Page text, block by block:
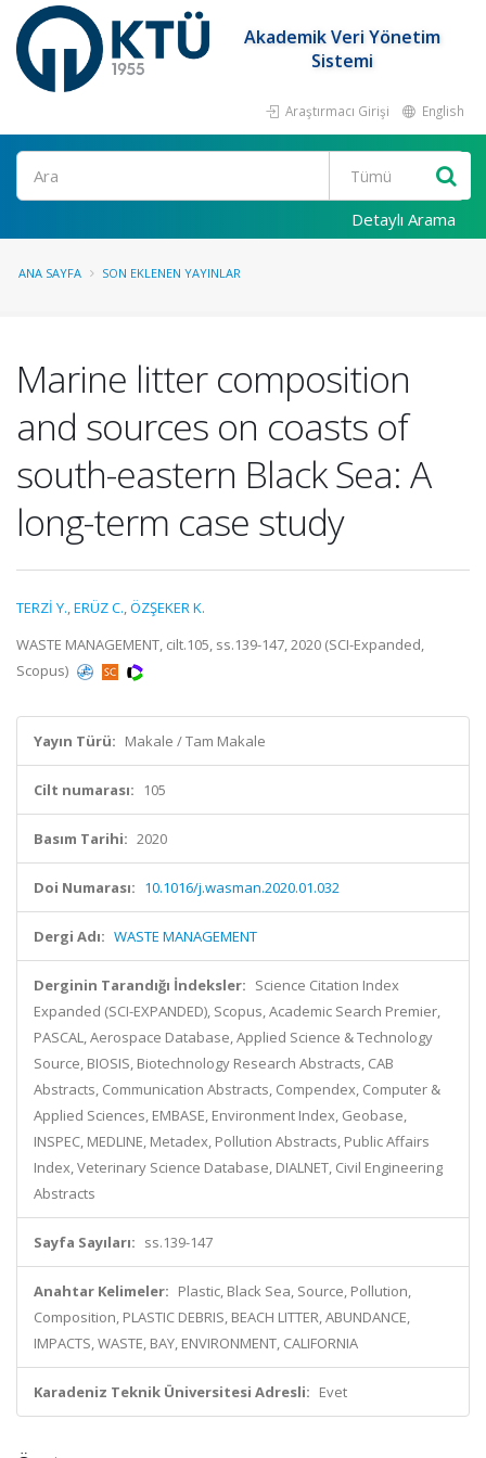
Akademik Veri Yönetim
Sistemi
Araştırmacı Girişi English
Ara
Detaylı Arama
ANA SAYFA SON EKLENEN YAYINLAR
Marine litter composition
and sources on coasts of
south-eastern Black Sea: A
long-term case study
TERZİ Y.,ERÜZ C.,ÖZŞEKER K.
WASTE MANAGEMENT, cilt.105, ss.139-147, 2020 (SCI-Expanded,
Scopus)
Yayın Türü: Makale / Tam Makale
Cilt numarası: 105
Basım Tarihi: 2020
Doi Numarası: 10.1016/j.wasman.2020.01.032
Dergi Adı: WASTE MANAGEMENT
Derginin Tarandığı İndeksler: Science Citation Index
Expanded (SCI-EXPANDED), Scopus, Academic Search Premier,
PASCAL, Aerospace Database, Applied Science & Technology
Source, BIOSIS, Biotechnology Research Abstracts, CAB
Abstracts, Communication Abstracts, Compendex, Computer &
Applied Sciences, EMBASE, Environment Index, Geobase,
INSPEC, MEDLINE, Metadex, Pollution Abstracts, Public Affairs
Index, Veterinary Science Database, DIALNET, Civil Engineering
Abstracts
Sayfa Sayıları: ss.139-147
Anahtar Kelimeler: Plastic, Black Sea, Source, Pollution,
Composition, PLASTIC DEBRIS, BEACH LITTER, ABUNDANCE,
IMPACTS, WASTE, BAY, ENVIRONMENT, CALIFORNIA
Karadeniz Teknik Üniversitesi Adresli: Evet